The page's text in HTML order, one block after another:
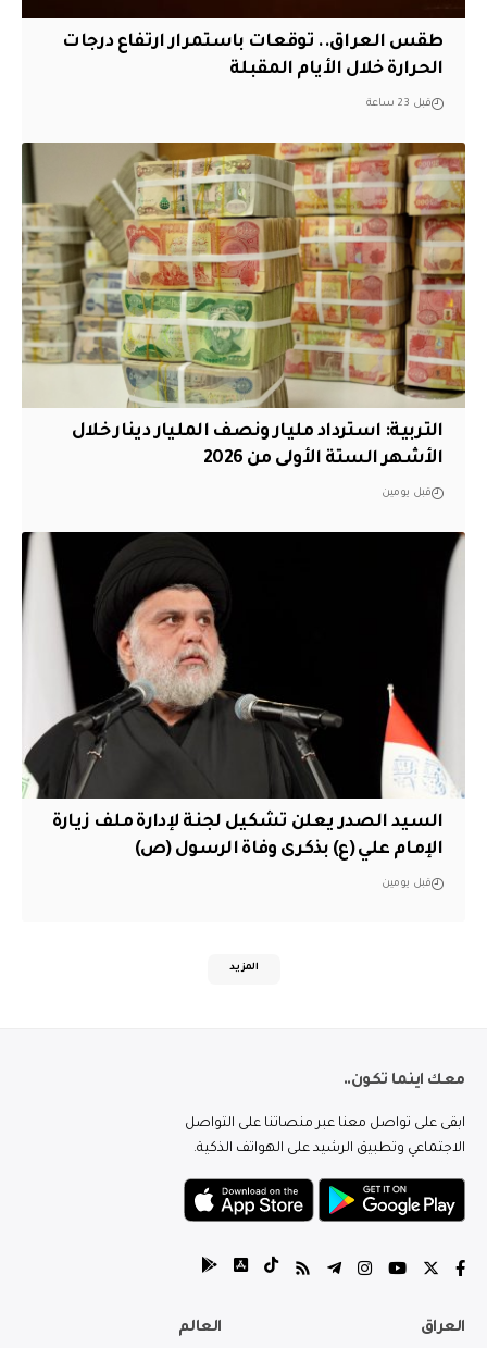
طقس العراق.. توقعات باستمرار ارتفاع درجات
الحرارة خلال الأيام المقبلة
قبل 23 ساعة
التربية: استرداد مليار ونصف المليار دينار خلال
الأشهر الستة الأولى من 2026
قبل يومين
السيد الصدر يعلن تشكيل لجنة لإدارة ملف زيارة
الإمام علي (ع) بذكرى وفاة الرسول (ص)
قبل يومين
المزيد
معك اينما تكون..
ابقى على تواصل معنا عبر منصاتنا على التواصل
الاجتماعي وتطبيق الرشيد على الهواتف الذكية.
العراق العالم